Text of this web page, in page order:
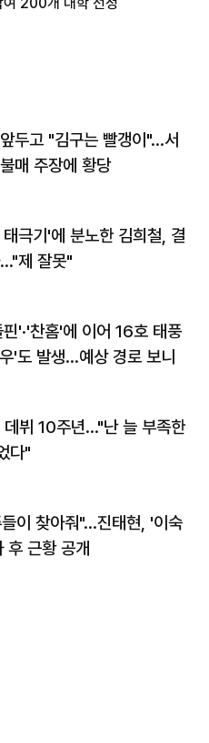
두고 "김구는 빨갱이"…서
매 주장에 황당
극기'에 분노한 김희철, 결
제 잘못"
'·'찬홈'에 이어 16호 태풍
'도 발생…예상 경로 보니
데뷔 10주년…"난 늘 부족한
다"
이 찾아줘"…진태현, '이숙
후 근황 공개